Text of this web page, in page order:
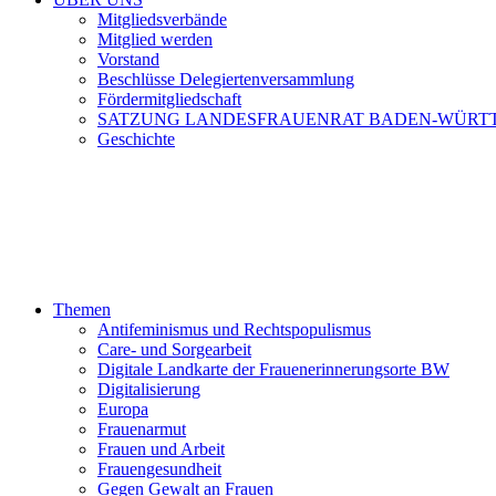
Mitgliedsverbände
Mitglied werden
Vorstand
Beschlüsse Delegiertenversammlung
Fördermitgliedschaft
SATZUNG LANDESFRAUENRAT BADEN-
Geschichte
Themen
Antifeminismus und Rechtspopulismus
Care- und Sorgearbeit
Digitale Landkarte der Frauenerinnerungsorte BW
Digitalisierung
Europa
Frauenarmut
Frauen und Arbeit
Frauengesundheit
Gegen Gewalt an Frauen